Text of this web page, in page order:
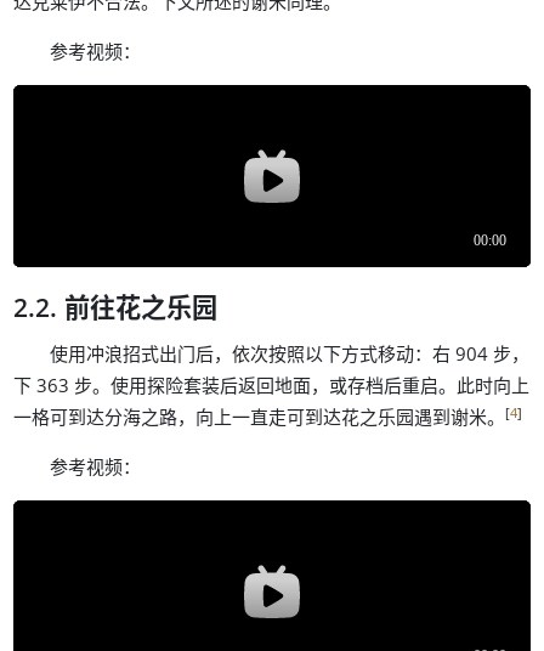
参考视频：
前往花之乐园
使用冲浪招式出门后，依次按照以下方式移动：右 904 步，
下 363 步。使用探险套装后返回地面， 或存档后重启。 此时向上
一格可到达分海之路， 向上一直走可到达花之乐园遇到谢米。[4]
参考视频：